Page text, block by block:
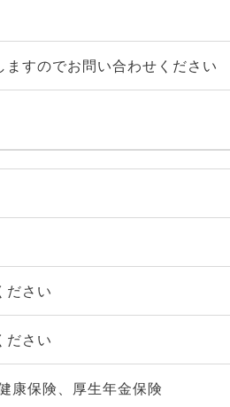
すのでお問い合わせください
ださい
ださい
康保険、厚生年金保険